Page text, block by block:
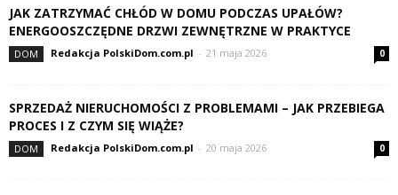
JAK ZATRZYMAĆ CHŁÓD W DOMU PODCZAS UPAŁÓW?
ENERGOOSZCZĘDNE DRZWI ZEWNĘTRZNE W PRAKTYCE
DOM Redakcja PolskiDom.com.pl - 21 maja 2026 0
SPRZEDAŻ NIERUCHOMOŚCI Z PROBLEMAMI – JAK PRZEBIEGA
PROCES I Z CZYM SIĘ WIĄŻE?
DOM Redakcja PolskiDom.com.pl - 20 maja 2026 0